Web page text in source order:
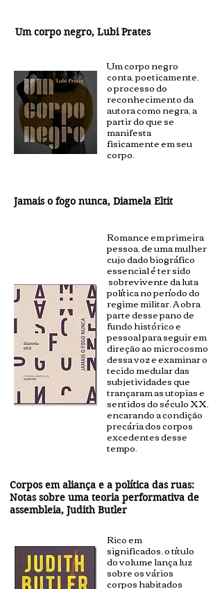
Um corpo negro, Lubi Prates
Um corpo negro
conta, poeticamente,
o processo do
reconhecimento da
autora como negra, a
partir do que se
manifesta
fisicamente em seu
corpo.
Jamais o fogo nunca, Diamela Eltit
Romance em primeira
pessoa, de uma mulher
cujo dado biográfico
essencial é ter sido
sobrevivente da luta
política no período do
regime militar. A obra
parte desse pano de
fundo histórico e
pessoal para seguir em
direção ao microcosmo
dessa voz e examinar o
tecido medular das
subjetividades que
trançaram as utopias e
sentidos do século XX,
encarando a condição
precária dos corpos
excedentes desse
tempo.
Corpos em aliança e a política das ruas:
Notas sobre uma teoria performativa de
assembleia, Judith Butler
Rico em
significados, o título
do volume lança luz
sobre os vários
corpos habitados